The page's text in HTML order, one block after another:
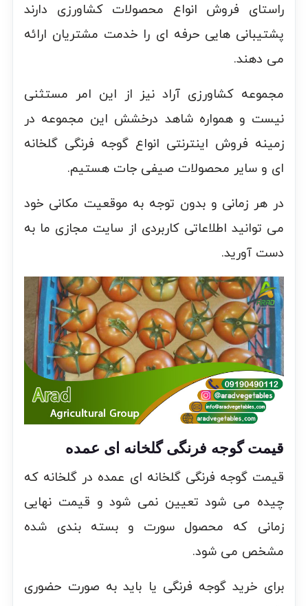
راستای فروش انواع محصولات کشاورزی دارند
پشتیبانی هایی حرفه ای را خدمت مشتریان ارائه
می دهند.
مجموعه کشاورزی آراد نیز از این امر مستثنی
نیست و همواره شاهد درخشش این مجموعه در
زمینه فروش اینترنتی انواع گوجه فرنگی گلخانه
ای و سایر محصولات صیفی جات هستیم.
در هر زمانی و بدون توجه به موقعیت مکانی خود
می توانید اطلاعاتی کاربردی از سایت مجازی ما به
دست آورید.
قیمت گوجه فرنگی گلخانه ای عمده
قیمت گوجه فرنگی گلخانه ای عمده در گلخانه که
چیده می شود تعیین نمی شود و قیمت نهایی
زمانی که محصول سورت و بسته بندی شده
مشخص می شود.
برای خرید گوجه فرنگی یا باید به صورت حضوری